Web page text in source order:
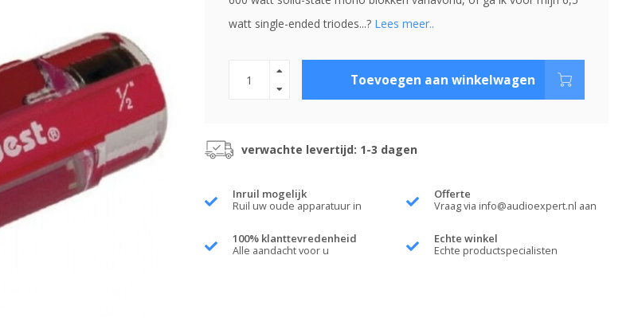
watt single-ended triodes...? Lees meer..
Toevoegen aan winkelwagen
verwachte levertijd: 1-3 dagen
Inruil mogelijk
Ruil uw oude apparatuur in
Offerte
Vraag via info@audioexpert.nl aan
100% klanttevredenheid
Alle aandacht voor u
Echte winkel
Echte productspecialisten